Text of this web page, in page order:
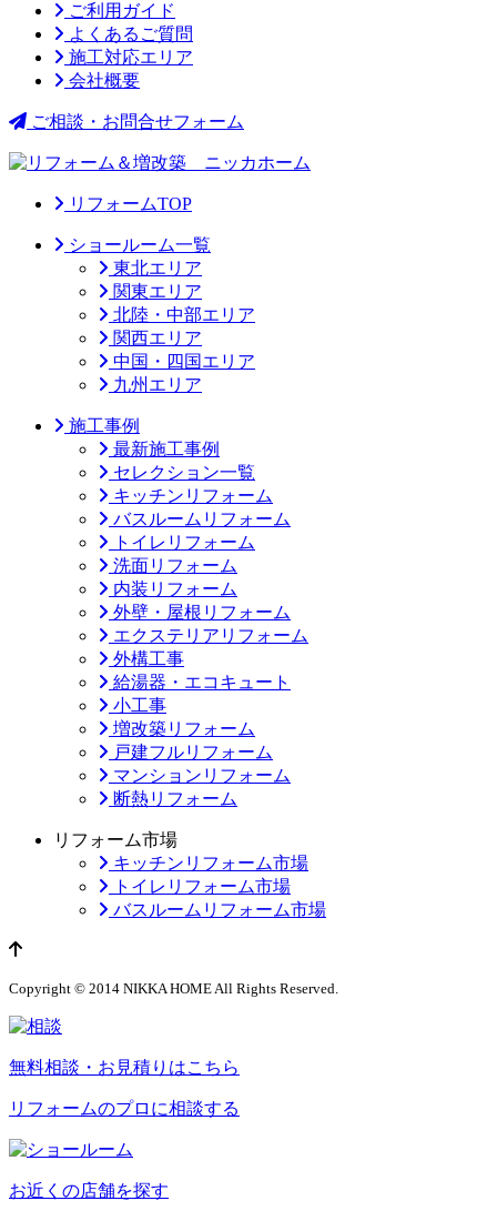
ご利用ガイド
よくあるご質問
施工対応エリア
会社概要
ご相談・お問合せフォーム
リフォームTOP
ショールーム一覧
東北エリア
関東エリア
北陸・中部エリア
関西エリア
中国・四国エリア
九州エリア
施工事例
最新施工事例
セレクション一覧
キッチンリフォーム
バスルームリフォーム
トイレリフォーム
洗面リフォーム
内装リフォーム
外壁・屋根リフォーム
エクステリアリフォーム
外構工事
給湯器・エコキュート
小工事
増改築リフォーム
戸建フルリフォーム
マンションリフォーム
断熱リフォーム
リフォーム市場
キッチンリフォーム市場
トイレリフォーム市場
バスルームリフォーム市場
ページのトップへ
Copyright © 2014 NIKKA HOME All Rights Reserved.
無料相談・お見積りはこちら
リフォームのプロに相談する
お近くの店舗を探す